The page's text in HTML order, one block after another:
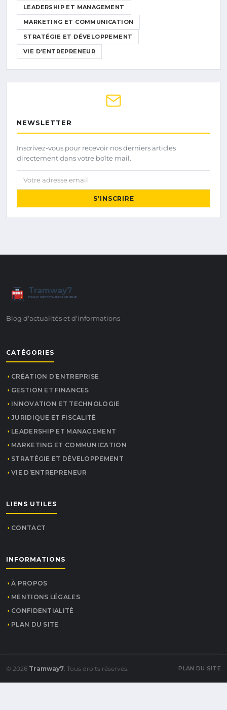
LEADERSHIP ET MANAGEMENT
MARKETING ET COMMUNICATION
STRATÉGIE ET DÉVELOPPEMENT
VIE D’ENTREPRENEUR
NEWSLETTER
Inscrivez-vous pour recevoir nos derniers articles
directement dans votre boîte mail.
Votre adresse email
S'INSCRIRE
7
Tramway7
Passion Tramway & Transport Urbain
Blog d'actualités et d'informations
CATÉGORIES
CRÉATION D’ENTREPRISE
GESTION ET FINANCES
INNOVATION ET TECHNOLOGIE
JURIDIQUE ET FISCALITÉ
LEADERSHIP ET MANAGEMENT
MARKETING ET COMMUNICATION
STRATÉGIE ET DÉVELOPPEMENT
VIE D’ENTREPRENEUR
LIENS UTILES
CONTACT
INFORMATIONS
À PROPOS
MENTIONS LÉGALES
CONFIDENTIALITÉ
PLAN DU SITE
© 2026 Tramway7. Tous droits réservés. PLAN DU SITE